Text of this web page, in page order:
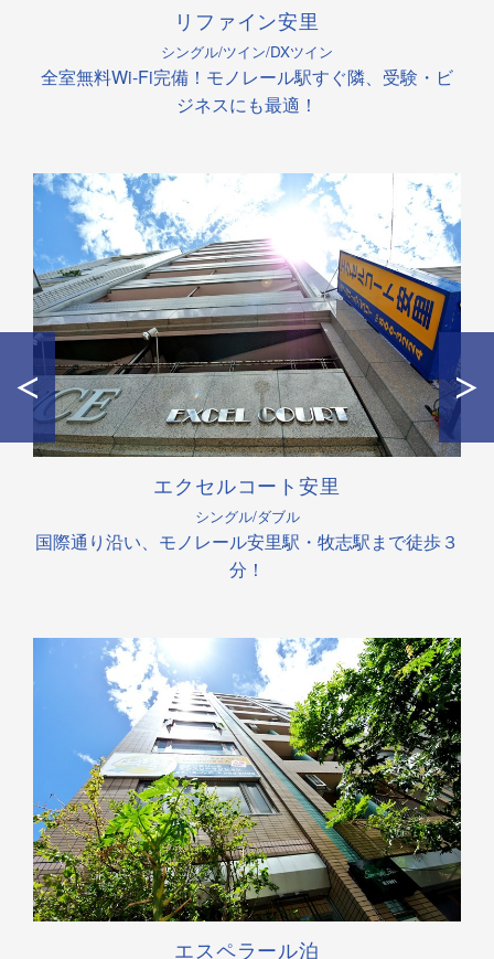
リファイン安里
シングル/ツイン/DXツイン
全室無料Wi-Fi完備！モノレール駅すぐ隣、受験・ビ
ジネスにも最適！
エクセルコート安里
シングル/ダブル
国際通り沿い、モノレール安里駅・牧志駅まで徒歩３
分！
エスペラール泊